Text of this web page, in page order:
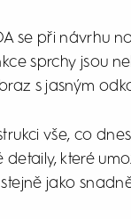
se při návrhu
sprchy jsou
s jasným
vše, co
které
jako